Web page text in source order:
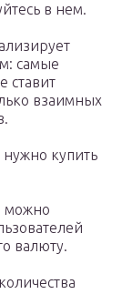
в нем.
самые
ставит
взаимных
нужно купить
можно
валюту.